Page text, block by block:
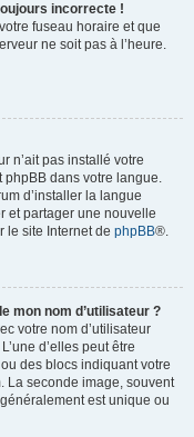
incorrecte !
fuseau horaire et que
ne soit pas à l’heure.
n’ait pas installé votre
phpBB dans votre langue.
d’installer la langue
et partager une nouvelle
le site Internet de phpBB®.
mon nom d’utilisateur ?
votre nom d’utilisateur
d’elles peut être
des blocs indiquant votre
La seconde image, souvent
est unique ou